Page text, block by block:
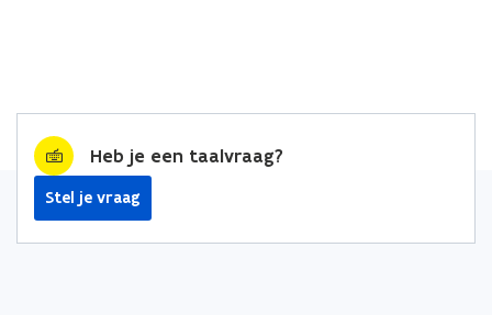
Heb je een taalvraag?
Stel je vraag